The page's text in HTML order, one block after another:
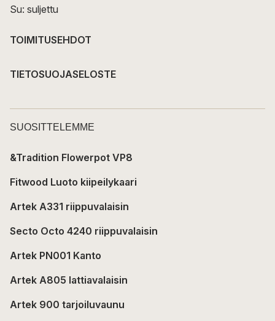
Su: suljettu
TOIMITUSEHDOT
TIETOSUOJASELOSTE
SUOSITTELEMME
&Tradition Flowerpot VP8
Fitwood Luoto kiipeilykaari
Artek A331 riippuvalaisin
Secto Octo 4240 riippuvalaisin
Artek PN001 Kanto
Artek A805 lattiavalaisin
Artek 900 tarjoiluvaunu